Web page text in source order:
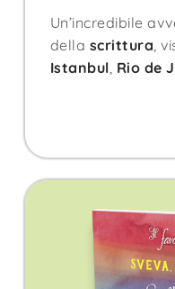
Un’incredibile
della scrittura ,
Istanbul Rio de